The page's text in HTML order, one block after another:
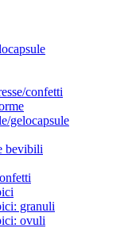
confetti
gelocapsule
bevibili
granuli
ovuli